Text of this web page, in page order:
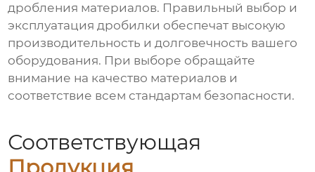
дробления материалов. Правильный выбор и
эксплуатация дробилки обеспечат высокую
производительность и долговечность вашего
оборудования. При выборе обращайте
внимание на качество материалов и
соответствие всем стандартам безопасности.
Соответствующая